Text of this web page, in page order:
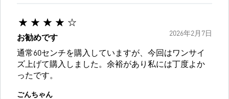
2026年2月7日
お勧めです
通常60センチを購入していますが、今回はワンサイ
ズ上げて購入しました。余裕があり私には丁度よか
ったです。
ごんちゃん